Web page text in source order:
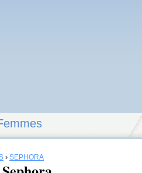
› SEPHORA